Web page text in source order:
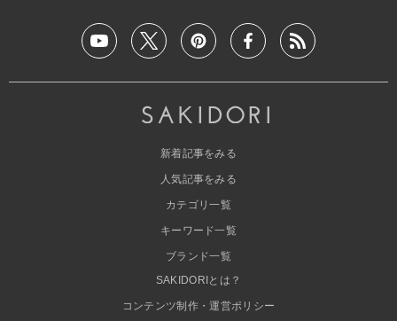
新着記事をみる
人気記事をみる
カテゴリ一覧
キーワード一覧
ブランド一覧
SAKIDORIとは？
コンテンツ制作・運営ポリシー